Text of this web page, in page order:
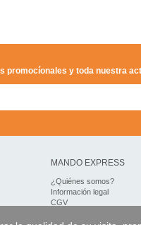
promocíonales y toda nuestra
MANDO EXPRESS
¿Quiénes somos?
Información legal
CGV